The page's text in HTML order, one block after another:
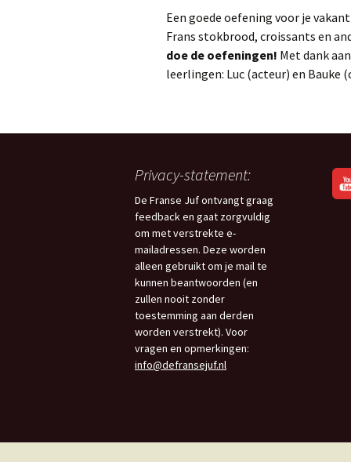
Een goede oefening voor je
Frans stokbrood, croissants en
doe de oefeningen! Met dank aan
leerlingen: Luc (acteur) en Bauke
Privacy-statement:
De Franse Juf ontvangt graag
feedback en gaat zorgvuldig
om met verstrekte e-
mailadressen. Deze worden
alleen gebruikt om je mail te
kunnen beantwoorden (en
zullen nooit zonder
toestemming aan derden
worden verstrekt). Voor
vragen en opmerkingen:
info@defransejuf.nl